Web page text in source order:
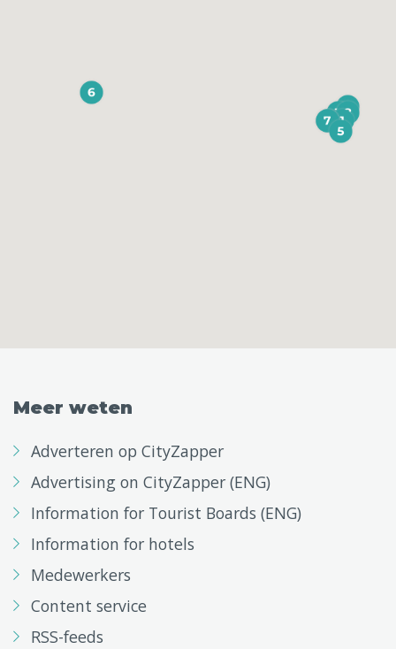
Meer weten
Adverteren op CityZapper
Advertising on CityZapper (ENG)
Information for Tourist Boards (ENG)
Information for hotels
Medewerkers
Content service
RSS-feeds